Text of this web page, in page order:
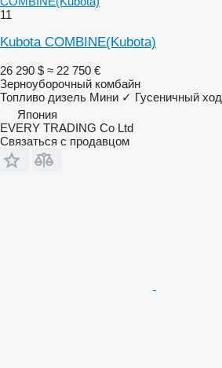
11
Kubota COMBINE(Kubota)
26 290 $ ≈ 22 750 €
Зерноуборочный комбайн
Топливо дизель Мини ✓ Гусеничный ход
Япония
EVERY TRADING Co Ltd
Связаться с продавцом